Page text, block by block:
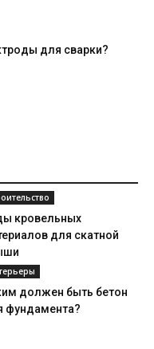
для сварки?
кровельных
для скатной
должен быть бетон
фундамента?